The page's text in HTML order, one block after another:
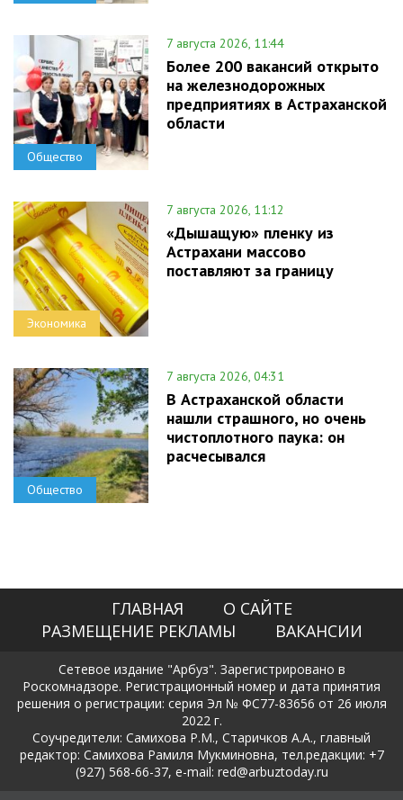
Общество
7 августа 2026, 11:44
Более 200 вакансий открыто
на железнодорожных
предприятиях в Астраханской
области
Экономика
7 августа 2026, 11:12
«Дышащую» пленку из
Астрахани массово
поставляют за границу
Общество
7 августа 2026, 04:31
В Астраханской области
нашли страшного, но очень
чистоплотного паука: он
расчесывался
ГЛАВНАЯ
О САЙТЕ
РАЗМЕЩЕНИЕ РЕКЛАМЫ
ВАКАНСИИ
Сетевое издание "Арбуз". Зарегистрировано в
Роскомнадзоре. Регистрационный номер и дата принятия
решения о регистрации: серия Эл № ФС77-83656 от 26 июля
2022 г.
Соучредители: Самихова Р.М., Старичков А.А., главный
редактор: Самихова Рамиля Мукминовна, тел.редакции: +7
(927) 568-66-37, e-mail: red@arbuztoday.ru